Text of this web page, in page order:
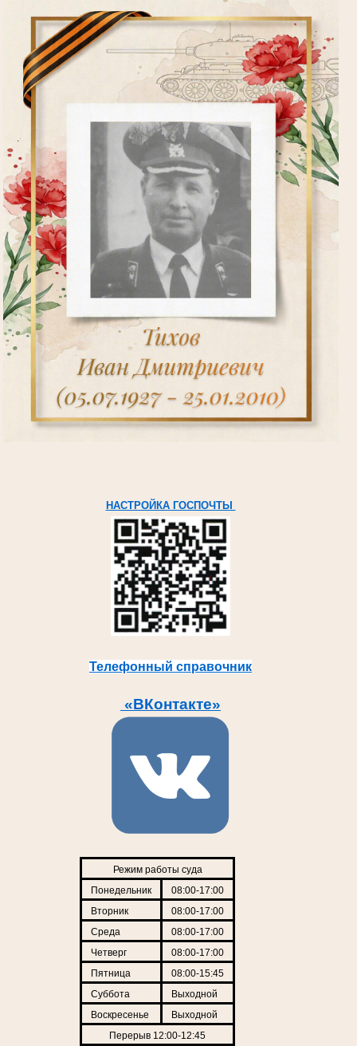
НАСТРОЙКА ГОСПОЧТЫ
Телефонный справочник
«ВКонтакте»
Режим работы суда
Понедельник
08:00-17:00
Вторник
08:00-17:00
Среда
08:00-17:00
Четверг
08:00-17:00
Пятница
08:00-15:45
Суббота
Выходной
Воскресенье
Выходной
Перерыв 12:00-12:45